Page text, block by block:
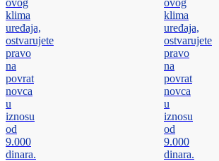
ovog
klima
uređaja,
ostvarujete
pravo
na
povrat
novca
u
iznosu
od
9.000
dinara.
ovog
klima
uređaja,
ostvarujete
pravo
na
povrat
novca
u
iznosu
od
9.000
dinara.